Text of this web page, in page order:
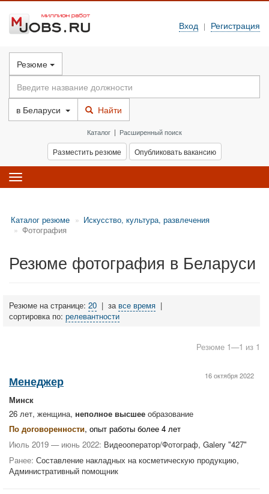
Вход | Регистрация
Резюме
в Беларуси Найти
Каталог | Расширенный поиск
Разместить резюме Опубликовать вакансию
Toggle
navigation
Каталог резюме
Искусство, культура, развлечения
Фотография
Резюме фотография в Беларуси
Резюме на странице: 20 | за все время |
сортировка по: релевантности
Резюме 1—1 из 1
16 октября 2022
Менеджер
Минск
26 лет, женщина, неполное высшее образование
По договоренности, опыт работы более 4 лет
Июль 2019 — июнь 2022: Видеооператор/Фотограф, Galery "427"
Ранее: Составление накладных на косметическую продукцию,
Административный помощник